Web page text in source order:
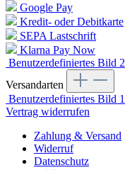
Google Pay
Kredit- oder Debitkarte
SEPA Lastschrift
Klarna Pay Now
Benutzerdefiniertes Bild 2
Versandarten
Benutzerdefiniertes Bild 1
Vertrag widerrufen
Zahlung & Versand
Widerruf
Datenschutz